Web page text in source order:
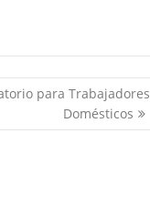
para Trabajadores
Domésticos